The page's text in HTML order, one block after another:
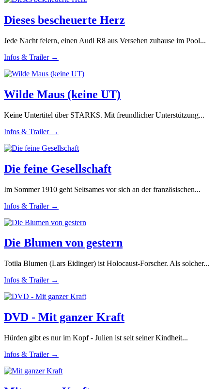
Dieses bescheuerte Herz
Jede Nacht feiern, einen Audi R8 aus Versehen zuhause im Pool...
Infos & Trailer →
Wilde Maus (keine UT)
Keine Untertitel über STARKS. Mit freundlicher Unterstützung...
Infos & Trailer →
Die feine Gesellschaft
Im Sommer 1910 geht Seltsames vor sich an der französischen...
Infos & Trailer →
Die Blumen von gestern
Totila Blumen (Lars Eidinger) ist Holocaust-Forscher. Als solcher...
Infos & Trailer →
DVD - Mit ganzer Kraft
Hürden gibt es nur im Kopf - Julien ist seit seiner Kindheit...
Infos & Trailer →